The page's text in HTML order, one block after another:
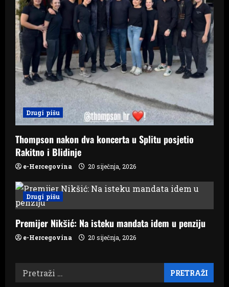
Drugi pišu
Thompson nakon dva koncerta u Splitu posjetio
Rakitno i Blidinje
e-Hercegovina 20 siječnja, 2026
Drugi pišu
Premijer Nikšić: Na isteku mandata idem u penziju
e-Hercegovina 20 siječnja, 2026
Pretraži: